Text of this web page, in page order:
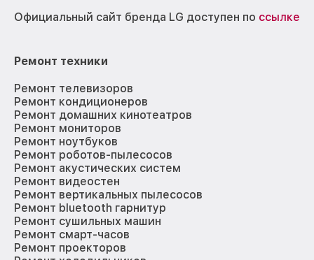
Официальный сайт бренда LG доступен по ссылке
Ремонт техники
Ремонт телевизоров
Ремонт кондиционеров
Ремонт домашних кинотеатров
Ремонт мониторов
Ремонт ноутбуков
Ремонт роботов-пылесосов
Ремонт акустических систем
Ремонт видеостен
Ремонт вертикальных пылесосов
Ремонт bluetooth гарнитур
Ремонт сушильных машин
Ремонт смарт-часов
Ремонт проекторов